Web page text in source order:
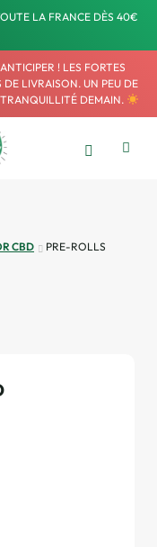
LA FRANCE DÈS 40€
! LES FORTES
LIVRAISON. UN PEU DE
DEMAIN.
CBD
PRE-ROLLS